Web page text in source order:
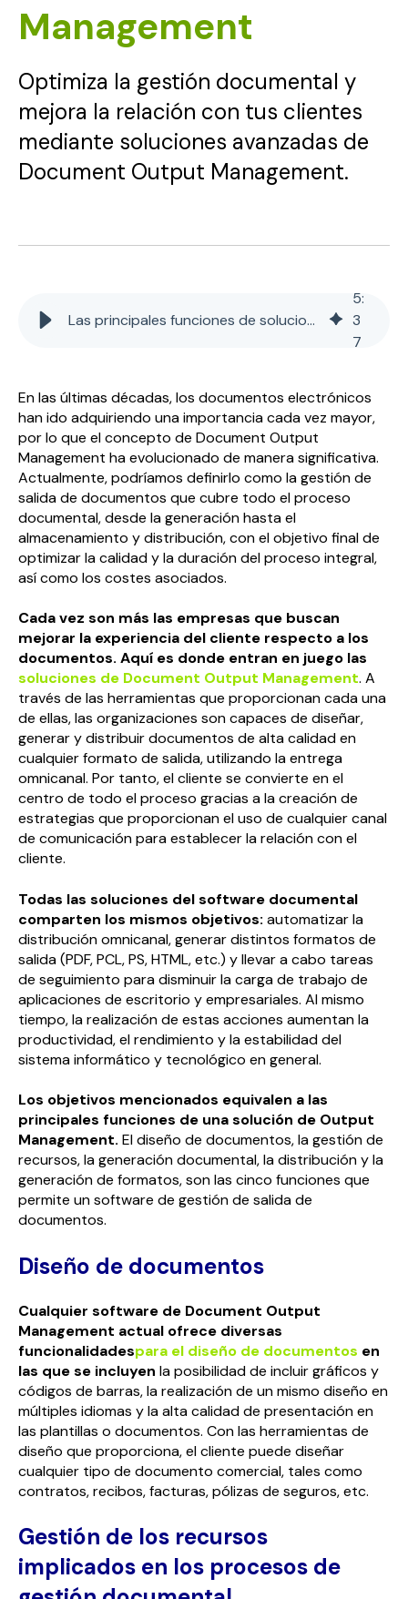
Management
Optimiza la gestión documental y
mejora la relación con tus clientes
mediante soluciones avanzadas de
Document Output Management.
Las principales funciones de soluciones de Document Output Management
5:
3
7
En las últimas décadas, los documentos electrónicos
han ido adquiriendo una importancia cada vez mayor,
por lo que el concepto de Document Output
Management ha evolucionado de manera significativa.
Actualmente, podríamos definirlo como la gestión de
salida de documentos que cubre todo el proceso
documental, desde la generación hasta el
almacenamiento y distribución, con el objetivo final de
optimizar la calidad y la duración del proceso integral,
así como los costes asociados.
Cada vez son más las empresas que buscan
mejorar la experiencia del cliente respecto a los
documentos. Aquí es donde entran en juego las
soluciones de Document Output Management. A
través de las herramientas que proporcionan cada una
de ellas, las organizaciones son capaces de diseñar,
generar y distribuir documentos de alta calidad en
cualquier formato de salida, utilizando la entrega
omnicanal. Por tanto, el cliente se convierte en el
centro de todo el proceso gracias a la creación de
estrategias que proporcionan el uso de cualquier canal
de comunicación para establecer la relación con el
cliente.
Todas las soluciones del software documental
comparten los mismos objetivos: automatizar la
distribución omnicanal, generar distintos formatos de
salida (PDF, PCL, PS, HTML, etc.) y llevar a cabo tareas
de seguimiento para disminuir la carga de trabajo de
aplicaciones de escritorio y empresariales. Al mismo
tiempo, la realización de estas acciones aumentan la
productividad, el rendimiento y la estabilidad del
sistema informático y tecnológico en general.
Los objetivos mencionados equivalen a las
principales funciones de una solución de Output
Management. El diseño de documentos, la gestión de
recursos, la generación documental, la distribución y la
generación de formatos, son las cinco funciones que
permite un software de gestión de salida de
documentos.
Diseño de documentos
Cualquier software de Document Output
Management actual ofrece diversas
funcionalidadespara el diseño de documentos en
las que se incluyen la posibilidad de incluir gráficos y
códigos de barras, la realización de un mismo diseño en
múltiples idiomas y la alta calidad de presentación en
las plantillas o documentos. Con las herramientas de
diseño que proporciona, el cliente puede diseñar
cualquier tipo de documento comercial, tales como
contratos, recibos, facturas, pólizas de seguros, etc.
Gestión de los recursos
implicados en los procesos de